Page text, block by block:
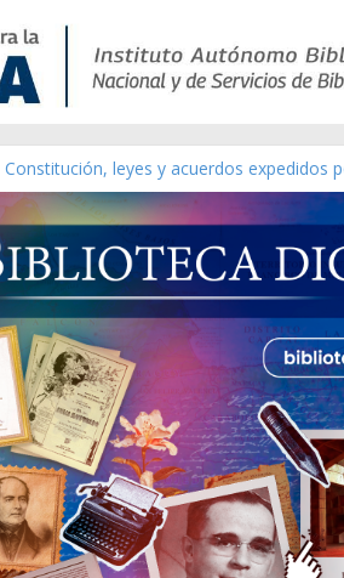
Constitución, leyes y acuerdos expedidos
Una Parálisis [material gráfico]
Modesta Bor Sánchez [material gráfico]
Gaceta Oficial de la República de
Catálogo temático de obras de Modesta